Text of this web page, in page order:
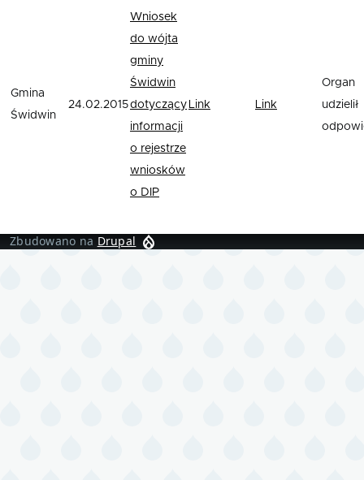
Gmina
Świdwin
24.02.2015
Wniosek
do wójta
gminy
Świdwin
dotyczący
informacji
o rejestrze
wniosków
o DIP
Link Link
Organ
udzielił
Zbudowano na Drupal